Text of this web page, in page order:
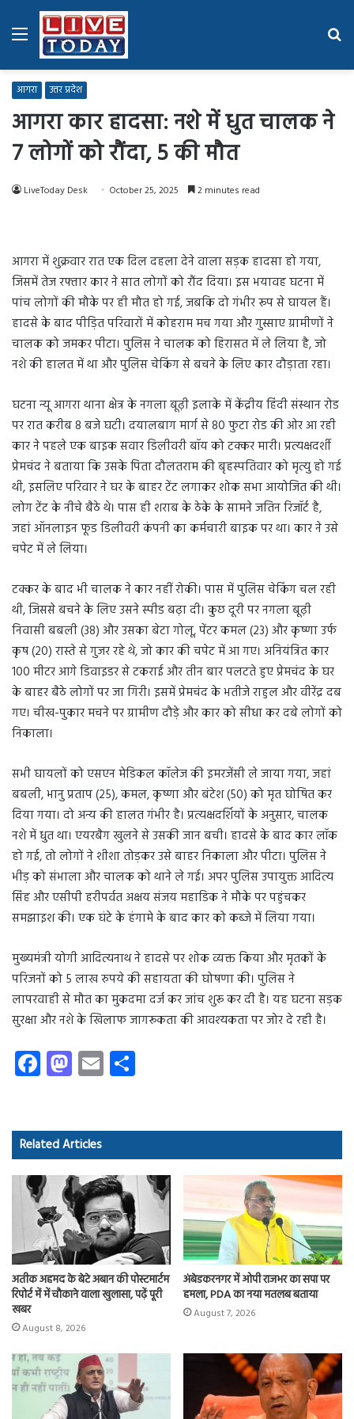
Menu
आगरा उत्तर प्रदेश
आगरा कार हादसा: नशे में धुत चालक ने
7 लोगों को रौंदा, 5 की मौत
LiveToday Desk October 25, 2025 2 minutes read
आगरा में शुक्रवार रात एक दिल दहला देने वाला सड़क हादसा हो गया,
जिसमें तेज रफ्तार कार ने सात लोगों को रौंद दिया। इस भयावह घटना में
पांच लोगों की मौके पर ही मौत हो गई, जबकि दो गंभीर रूप से घायल हैं।
हादसे के बाद पीड़ित परिवारों में कोहराम मच गया और गुस्साए ग्रामीणों ने
चालक को जमकर पीटा। पुलिस ने चालक को हिरासत में ले लिया है, जो
नशे की हालत में था और पुलिस चेकिंग से बचने के लिए कार दौड़ाता रहा।
घटना न्यू आगरा थाना क्षेत्र के नगला बूढ़ी इलाके में केंद्रीय हिंदी संस्थान रोड
पर रात करीब 8 बजे घटी। दयालबाग मार्ग से 80 फुटा रोड की ओर आ रही
कार ने पहले एक बाइक सवार डिलीवरी बॉय को टक्कर मारी। प्रत्यक्षदर्शी
प्रेमचंद ने बताया कि उसके पिता दौलतराम की बृहस्पतिवार को मृत्यु हो गई
थी, इसलिए परिवार ने घर के बाहर टेंट लगाकर शोक सभा आयोजित की थी।
लोग टेंट के नीचे बैठे थे। पास ही शराब के ठेके के सामने जतिन रिजॉर्ट है,
जहां ऑनलाइन फूड डिलीवरी कंपनी का कर्मचारी बाइक पर था। कार ने उसे
चपेट में ले लिया।
टक्कर के बाद भी चालक ने कार नहीं रोकी। पास में पुलिस चेकिंग चल रही
थी, जिससे बचने के लिए उसने स्पीड बढ़ा दी। कुछ दूरी पर नगला बूढ़ी
निवासी बबली (38) और उसका बेटा गोलू, पेंटर कमल (23) और कृष्णा उर्फ
कृष (20) रास्ते से गुजर रहे थे, जो कार की चपेट में आ गए। अनियंत्रित कार
100 मीटर आगे डिवाइडर से टकराई और तीन बार पलटते हुए प्रेमचंद के घर
के बाहर बैठे लोगों पर जा गिरी। इसमें प्रेमचंद के भतीजे राहुल और वीरेंद्र दब
गए। चीख-पुकार मचने पर ग्रामीण दौड़े और कार को सीधा कर दबे लोगों को
निकाला।
सभी घायलों को एसएन मेडिकल कॉलेज की इमरजेंसी ले जाया गया, जहां
बबली, भानु प्रताप (25), कमल, कृष्णा और बंटेश (50) को मृत घोषित कर
दिया गया। दो अन्य की हालत गंभीर है। प्रत्यक्षदर्शियों के अनुसार, चालक
नशे में धुत था। एयरबैग खुलने से उसकी जान बची। हादसे के बाद कार लॉक
हो गई, तो लोगों ने शीशा तोड़कर उसे बाहर निकाला और पीटा। पुलिस ने
भीड़ को संभाला और चालक को थाने ले गई। अपर पुलिस उपायुक्त आदित्य
सिंह और एसीपी हरीपर्वत अक्षय संजय महाडिक ने मौके पर पहुंचकर
समझाइश की। एक घंटे के हंगामे के बाद कार को कब्जे में लिया गया।
मुख्यमंत्री योगी आदित्यनाथ ने हादसे पर शोक व्यक्त किया और मृतकों के
परिजनों को 5 लाख रुपये की सहायता की घोषणा की। पुलिस ने
लापरवाही से मौत का मुकदमा दर्ज कर जांच शुरू कर दी है। यह घटना सड़क
सुरक्षा और नशे के खिलाफ जागरूकता की आवश्यकता पर जोर दे रही है।
Fa
ce
o
ok
M
as
d
o
n
E
m
Related Articles
अतीक अहमद के बेटे अबान की पोस्टमार्टम
रिपोर्ट में में चौकाने वाला खुलासा, पढ़ें पूरी
खबर
August 8, 2026
अंबेडकरनगर में ओपी राजभर का सपा पर
हमला, PDA का नया मतलब बताया
August 7, 2026